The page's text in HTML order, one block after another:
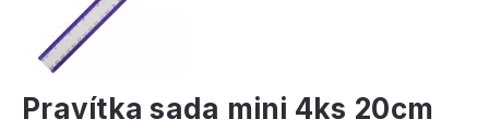
Pravítka sada mini 4ks 20cm